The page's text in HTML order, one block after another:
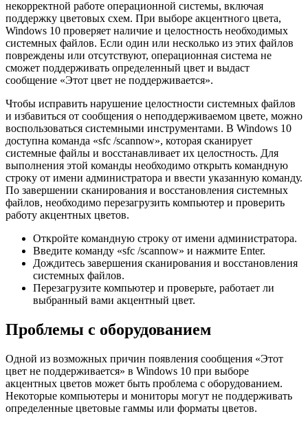
некорректной работе операционной системы, включая
поддержку цветовых схем. При выборе акцентного цвета,
Windows 10 проверяет наличие и целостность необходимых
системных файлов. Если один или несколько из этих файлов
повреждены или отсутствуют, операционная система не
сможет поддерживать определенный цвет и выдаст
сообщение «Этот цвет не поддерживается».
Чтобы исправить нарушение целостности системных файлов
и избавиться от сообщения о неподдерживаемом цвете, можно
воспользоваться системными инструментами. В Windows 10
доступна команда «sfc /scannow», которая сканирует
системные файлы и восстанавливает их целостность. Для
выполнения этой команды необходимо открыть командную
строку от имени администратора и ввести указанную команду.
По завершении сканирования и восстановления системных
файлов, необходимо перезагрузить компьютер и проверить
работу акцентных цветов.
Откройте командную строку от имени администратора.
Введите команду «sfc /scannow» и нажмите Enter.
Дождитесь завершения сканирования и восстановления
системных файлов.
Перезагрузите компьютер и проверьте, работает ли
выбранный вами акцентный цвет.
Проблемы с оборудованием
Одной из возможных причин появления сообщения «Этот
цвет не поддерживается» в Windows 10 при выборе
акцентных цветов может быть проблема с оборудованием.
Некоторые компьютеры и мониторы могут не поддерживать
определенные цветовые гаммы или форматы цветов.